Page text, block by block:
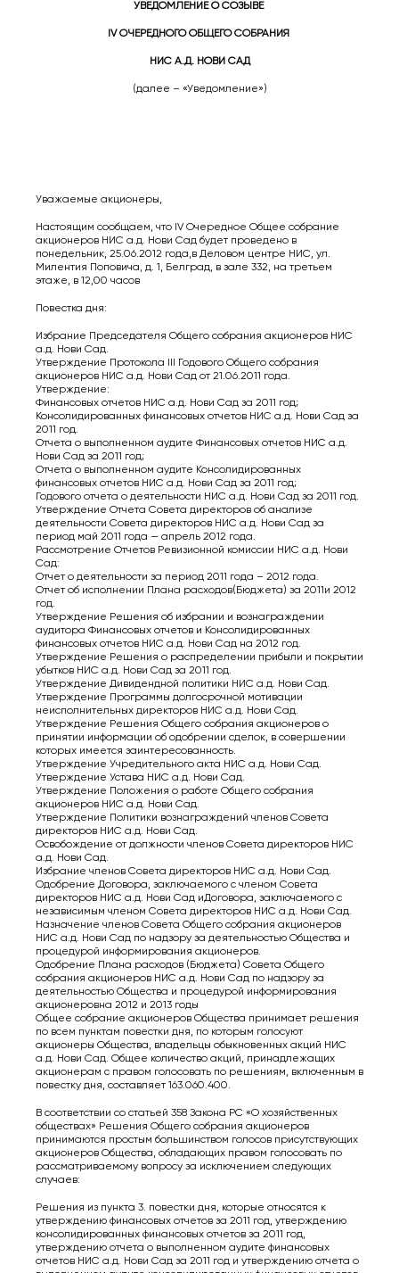
УВЕДОМЛЕНИЕ О СОЗЫВЕ
IV ОЧЕРЕДНОГО ОБЩЕГО СОБРАНИЯ
НИС А.Д. НОВИ САД
(далее – «Уведомление»)
Уважаемые акционеры,
Настоящим сообщаем, что IV Очередное Общее собрание
акционеров НИС а.д. Нови Сад будет проведено в
понедельник, 25.06.2012 года,в Деловом центре НИС, ул.
Милентия Поповича, д. 1, Белград, в зале 332, на третьем
этаже, в 12,00 часов
Повестка дня:
Избрание Председателя Общего собрания акционеров НИС
а.д. Нови Сад.
Утверждение Протокола III Годового Общего собрания
акционеров НИС а.д. Нови Сад от 21.06.2011 года.
Утверждение:
Финансовых отчетов НИС а.д. Нови Сад за 2011 год;
Консолидированных финансовых отчетов НИС а.д. Нови Сад за
2011 год.
Отчета о выполненном аудите Финансовых отчетов НИС а.д.
Нови Сад за 2011 год;
Отчета о выполненном аудите Консолидированных
финансовых отчетов НИС а.д. Нови Сад за 2011 год;
Годового отчета о деятельности НИС а.д. Нови Сад за 2011 год.
Утверждение Отчета Совета директоров об анализе
деятельности Совета директоров НИС а.д. Нови Сад за
период май 2011 года — апрель 2012 года.
Рассмотрение Отчетов Ревизионной комиссии НИС а.д. Нови
Сад:
Отчет о деятельности за период 2011 года – 2012 года.
Отчет об исполнении Плана расходов(Бюджета) за 2011и 2012
год.
Утверждение Решения об избрании и вознаграждении
аудитора Финансовых отчетов и Консолидированных
финансовых отчетов НИС а.д. Нови Сад на 2012 год.
Утверждение Решения о распределении прибыли и покрытии
убытков НИС а.д. Нови Сад за 2011 год.
Утверждение Дивидендной политики НИС а.д. Нови Сад.
Утверждение Программы долгосрочной мотивации
неисполнительных директоров НИС а.д. Нови Сад.
Утверждение Решения Общего собрания акционеров о
принятии информации об одобрении сделок, в совершении
которых имеется заинтересованность.
Утверждение Учредительного акта НИС а.д. Нови Сад.
Утверждение Устава НИС а.д. Нови Сад.
Утверждение Положения о работе Общего собрания
акционеров НИС а.д. Нови Сад.
Утверждение Политики вознаграждений членов Совета
директоров НИС а.д. Нови Сад.
Освобождение от должности членов Совета директоров НИС
а.д. Нови Сад.
Избрание членов Совета директоров НИС а.д. Нови Сад.
Одобрение Договора, заключаемого с членом Совета
директоров НИС а.д. Нови Сад иДоговора, заключаемого с
независимым членом Совета директоров НИС а.д. Нови Сад.
Назначение членов Совета Общего собрания акционеров
НИС а.д. Нови Сад по надзору за деятельностью Общества и
процедурой информирования акционеров.
Одобрение Плана расходов (Бюджета) Совета Общего
собрания акционеров НИС а.д. Нови Сад по надзору за
деятельностью Общества и процедурой информирования
акционеровна 2012 и 2013 годы
Общее собрание акционеров Общества принимает решения
по всем пунктам повестки дня, по которым голосуют
акционеры Общества, владельцы обыкновенных акций НИС
а.д. Нови Сад. Общее количество акций, принадлежащих
акционерам с правом голосовать по решениям, включенным в
повестку дня, составляет 163.060.400.
В соответствии со статьей 358 Закона РС «О хозяйственных
обществах» Решения Общего собрания акционеров
принимаются простым большинством голосов присутствующих
акционеров Общества, обладающих правом голосовать по
рассматриваемому вопросу за исключением следующих
случаев:
Решения из пункта 3. повестки дня, которые относятся к
утверждению финансовых отчетов за 2011 год, утверждению
консолидированных финансовых отчетов за 2011 год,
утверждению отчета о выполненном аудите финансовых
отчетов НИС а.д. Нови Сад за 2011 год и утверждению отчета о